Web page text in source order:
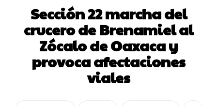
Sección 22 marcha del
crucero de Brenamiel al
Zócalo de Oaxaca y
provoca afectaciones
viales